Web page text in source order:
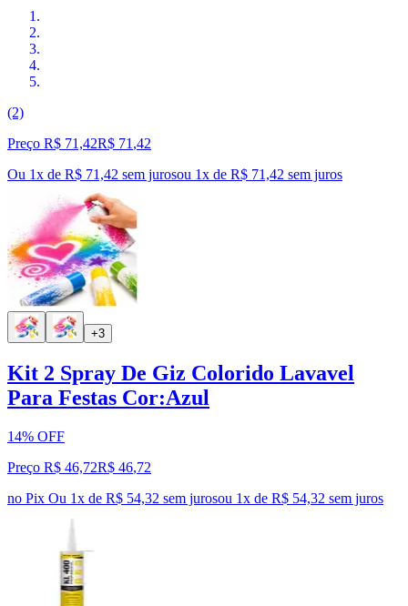
(2)
Preço R$ 71,42R$ 71 ,42
Ou 1x de R$ 71,42 sem jurosou 1x de R$ 71,42 sem juros
+3
Kit 2 Spray De Giz Colorido Lavavel
Para Festas Cor:Azul
14% OFF
Preço R$ 46,72R$ 46,72
no Pix Ou 1x de R$ 54,32 sem jurosou 1x de R$ 54,32 sem juros